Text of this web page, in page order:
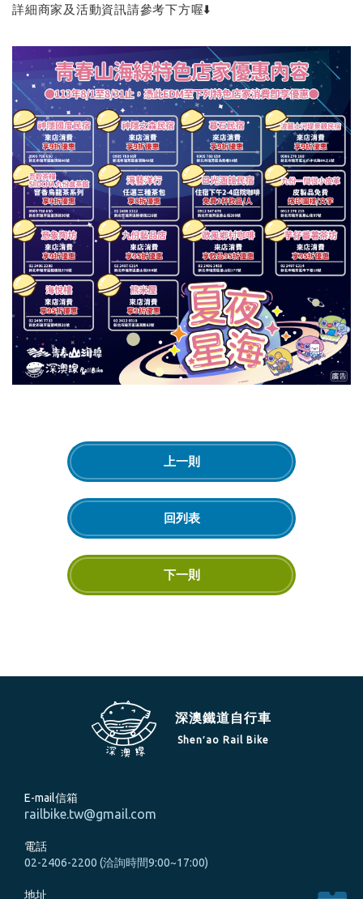
詳細商家及活動資訊請參考下方喔⬇️
上一則
回列表
下一則
深澳鐵道自行車
Shen′ao Rail Bike
E-mail信箱
railbike.tw@gmail.com
電話
02-2406-2200 (洽詢時間9:00~17:00)
地址